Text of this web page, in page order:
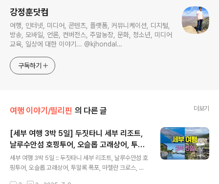
강정훈닷컴
여행, 인터넷, 미디어, 콘텐츠, 플랫폼, 커뮤니케이션, 디지털,
방송, 모바일, 언론, 컨버전스, 주말농장, 문화, 청소년, 미디어
교육, 일상에 대한 이야기... @kjhondal
구독하기
여행 이야기/필리핀 의 다른 글 더보기
[세부 여행 3박 5일] 두짓타니 세부 리조트,
날루수안섬 호핑투어, 오슬롭 고래상어, 투말
록 폭포, 마젤란 크로스, 산페드로 요새, 시라
오 픽
세부 여행 3박 5일 :: 두짓타니 세부 리조트, 날루수안섬 호
핑투어, 오슬롭 고래상어, 투말록 폭포, 마젤란 크로스, 산